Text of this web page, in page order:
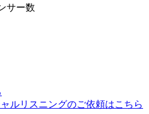
サー数
ルリスニングのご依頼はこちら